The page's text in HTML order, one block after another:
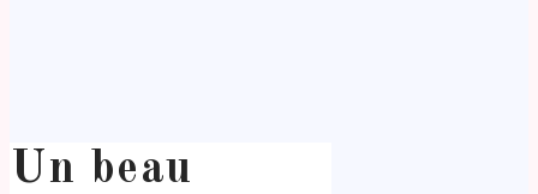
Un beau